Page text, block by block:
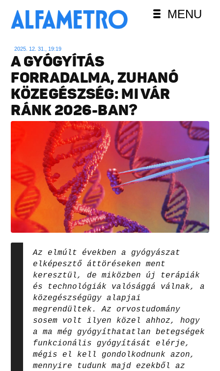
MENU
2025. 12. 31., 19:19
A GYÓGYÍTÁS
FORRADALMA, ZUHANÓ
KÖZEGÉSZSÉG: MI VÁR
RÁNK 2026-BAN?
Az elmúlt években a gyógyászat
elképesztő áttöréseken ment
keresztül, de miközben új terápiák
és technológiák valósággá válnak, a
közegészségügy alapjai
megrendültek. Az orvostudomány
sosem volt ilyen közel ahhoz, hogy
a ma még gyógyíthatatlan betegségek
funkcionális gyógyítását elérje,
mégis el kell gondolkodnunk azon,
mennyire tudunk majd ezekből az